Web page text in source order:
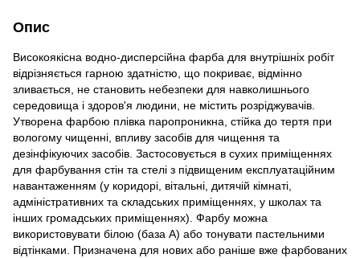
Опис
Високоякісна водно-дисперсійна фарба для внутрішніх робіт
відрізняється гарною здатністю, що покриває, відмінно
зливається, не становить небезпеки для навколишнього
середовища і здоров'я людини, не містить розріджувачів.
Утворена фарбою плівка паропроникна, стійка до тертя при
вологому чищенні, впливу засобів для чищення та
дезінфікуючих засобів. Застосовується в сухих приміщеннях
для фарбування стін та стелі з підвищеним експлуатаційним
навантаженням (у коридорі, вітальні, дитячій кімнаті,
адміністративних та складських приміщеннях, у школах та
інших громадських приміщеннях). Фарбу можна
використовувати білою (база A) або тонувати пастельними
відтінками. Призначена для нових або раніше вже фарбованих